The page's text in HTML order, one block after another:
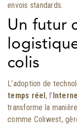
envois standards.
Un futur
colis
L’adoption de
temps réel, l’
transforme la
comme Coliwest,